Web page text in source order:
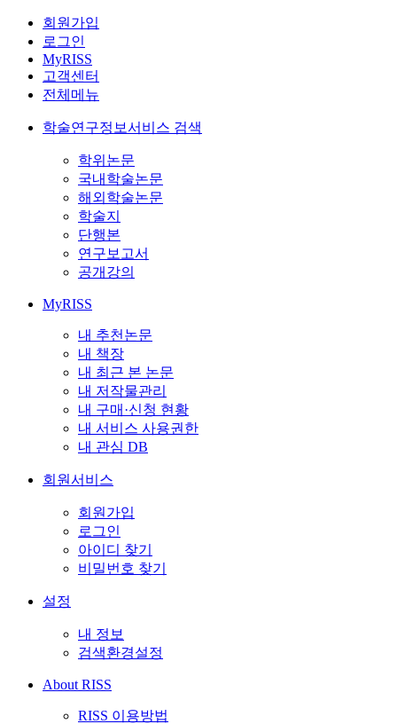
회원가입
로그인
MyRISS
고객센터
전체메뉴
학술연구정보서비스 검색
학위논문
국내학술논문
해외학술논문
학술지
단행본
연구보고서
공개강의
MyRISS
내 추천논문
내 책장
내 최근 본 논문
내 저작물관리
내 구매·신청 현황
내 서비스 사용권한
내 관심 DB
회원서비스
회원가입
로그인
아이디 찾기
비밀번호 찾기
설정
내 정보
검색환경설정
About RISS
RISS 이용방법